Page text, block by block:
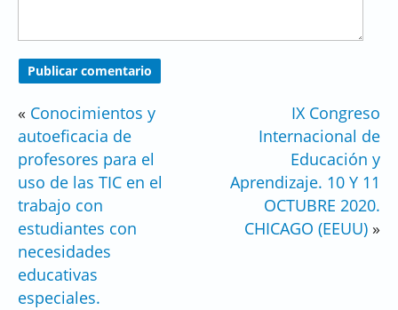
« Conocimientos y
autoeficacia de
profesores para el
uso de las TIC en el
trabajo con
estudiantes con
necesidades
educativas
especiales.
IX Congreso
Internacional de
Educación y
Aprendizaje. 10 Y 11
OCTUBRE 2020.
CHICAGO (EEUU) »